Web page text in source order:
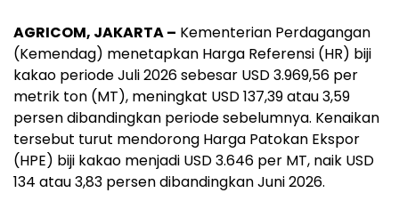
AGRICOM, JAKARTA – Kementerian Perdagangan
(Kemendag) menetapkan Harga Referensi (HR) biji
kakao periode Juli 2026 sebesar USD 3.969,56 per
metrik ton (MT), meningkat USD 137,39 atau 3,59
persen dibandingkan periode sebelumnya. Kenaikan
tersebut turut mendorong Harga Patokan Ekspor
(HPE) biji kakao menjadi USD 3.646 per MT, naik USD
134 atau 3,83 persen dibandingkan Juni 2026.